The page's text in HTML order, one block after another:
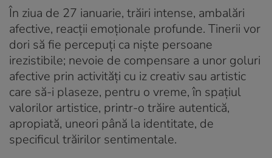
În ziua de 27 ianuarie, trăiri intense, ambalări
afective, reacții emoționale profunde. Tinerii vor
dori să fie percepuți ca niște persoane
irezistibile; nevoie de compensare a unor goluri
afective prin activități cu iz creativ sau artistic
care să-i plaseze, pentru o vreme, în spațiul
valorilor artistice, printr-o trăire autentică,
apropiată, uneori până la identitate, de
specificul trăirilor sentimentale.